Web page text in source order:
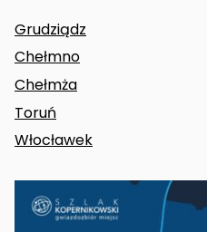
Grudziądz
Chełmno
Chełmża
Toruń
Włocławek